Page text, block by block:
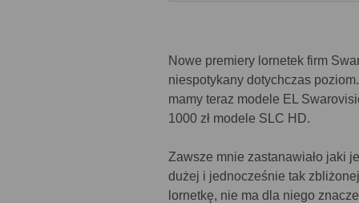
Nowe premiery lornetek firm
niespotykany dotychczas
mamy teraz modele EL
1000 zł modele SLC HD.
Zawsze mnie zastanawiało jaki
dużej i jednocześnie tak
lornetkę, nie ma dla niego